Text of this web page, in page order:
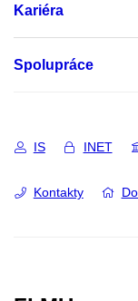
Kariéra
Spolupráce
IS INET
Kontakty